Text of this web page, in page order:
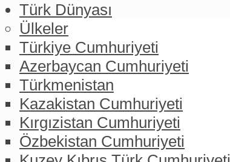
Türk Dünyası
Ülkeler
Türkiye Cumhuriyeti
Azerbaycan Cumhuriyeti
Türkmenistan
Kazakistan Cumhuriyeti
Kırgızistan Cumhuriyeti
Özbekistan Cumhuriyeti